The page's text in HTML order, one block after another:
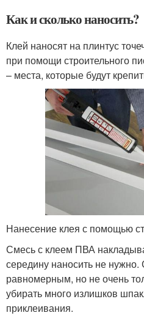
Как и сколько наносить?
Клей наносят на плинтус
при помощи строительного
– места, которые будут
Нанесение клея с помощью
Смесь с клеем ПВА
середину наносить не
равномерным, но не очень
убирать много излишков
приклеивания.